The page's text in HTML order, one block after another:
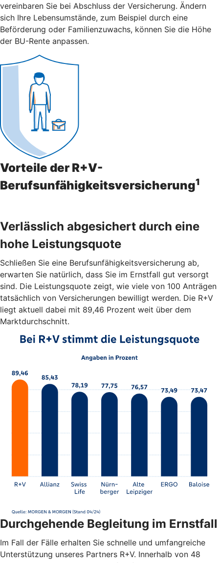
vereinbaren Sie bei Abschluss der Versicherung. Ändern
sich Ihre Lebensumstände, zum Beispiel durch eine
Beförderung oder Familienzuwachs, können Sie die Höhe
der BU-Rente anpassen.
Vorteile der R+V-
Berufsunfähigkeitsversicherung1
Verlässlich abgesichert durch eine
hohe Leistungsquote
Schließen Sie eine Berufsunfähigkeitsversicherung ab,
erwarten Sie natürlich, dass Sie im Ernstfall gut versorgt
sind. Die Leistungsquote zeigt, wie viele von 100 Anträgen
tatsächlich von Versicherungen bewilligt werden. Die R+V
liegt aktuell dabei mit 89,46 Prozent weit über dem
Marktdurchschnitt.
Durchgehende Begleitung im Ernstfall
Im Fall der Fälle erhalten Sie schnelle und umfangreiche
Unterstützung unseres Partners R+V. Innerhalb von 48